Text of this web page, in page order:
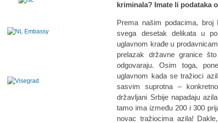
kriminala? Imate li podataka
Prema našim podacima,
svega desetak delikata u
uglavnom krađe u
prelazak državne granice
odgovaraju. Osim toga,
uglavnom kada se tražioci
sasvim suprotna –
državljani Srbije napadaju
tamo ima između 200 i 300
novac tražiocima azila!